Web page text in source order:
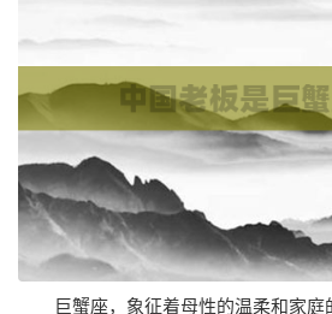
巨蟹座，象征着母性的温柔和家